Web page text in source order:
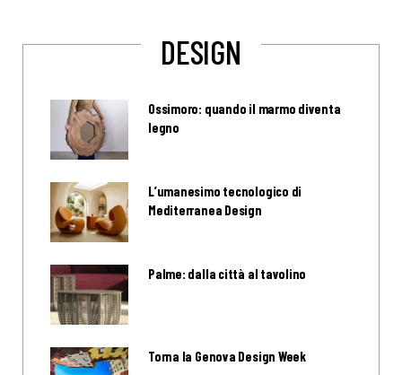
DESIGN
Ossimoro: quando il marmo diventa
legno
L’umanesimo tecnologico di
Mediterranea Design
Palme: dalla città al tavolino
Torna la Genova Design Week